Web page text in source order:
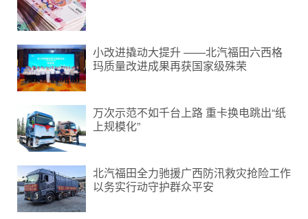
小改进撬动大提升 ——北汽福田六西格
玛质量改进成果再获国家级殊荣
万次示范不如千台上路 重卡换电跳出“纸
上规模化”
北汽福田全力驰援广西防汛救灾抢险工作
以务实行动守护群众平安